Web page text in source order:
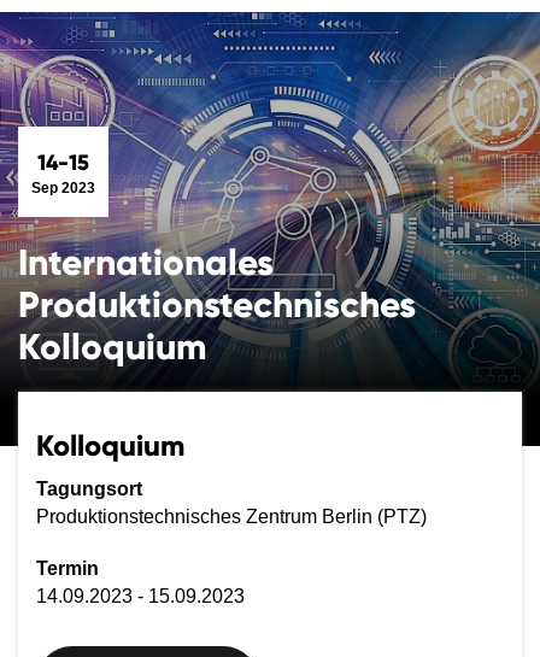
14-15
Sep 2023
Internationales
Produktionstechnisches
Kolloquium
Kolloquium
Tagungsort
Produktionstechnisches Zentrum Berlin (PTZ)
Termin
14.09.2023 - 15.09.2023